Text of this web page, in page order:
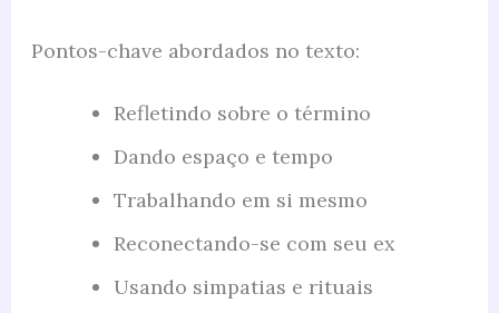
Pontos-chave abordados no texto:
Refletindo sobre o término
Dando espaço e tempo
Trabalhando em si mesmo
Reconectando-se com seu ex
Usando simpatias e rituais